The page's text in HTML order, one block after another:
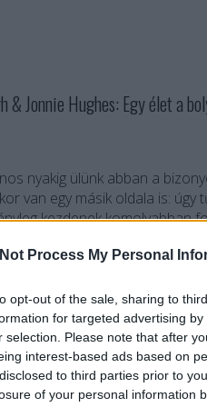
Process My Personal
opt-out of the sale, sharing to
for targeted advertising
selection. Please note that after
interest-based ads based on
to third parties prior to
of your personal information
& Jonnie Hughes: Egy élet a
nyakig ülünk abban a
van egy másik oldala is: úgy
kezdenek komolyabban
TOVÁBB